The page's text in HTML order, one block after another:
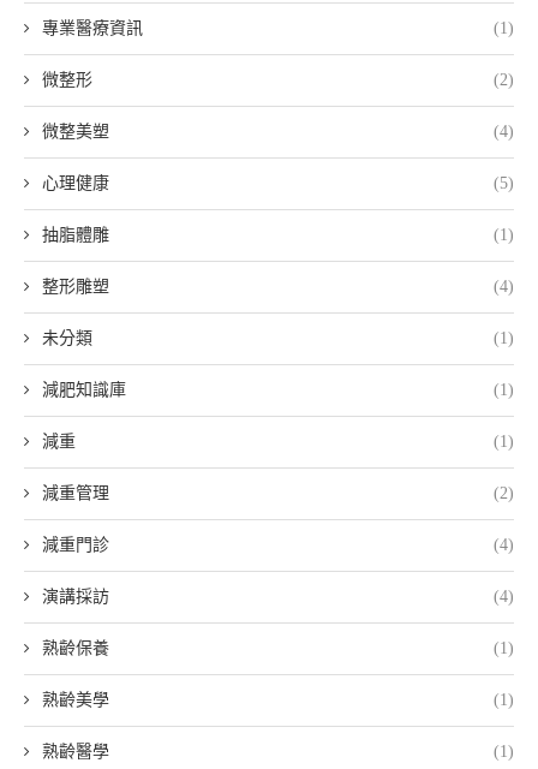
專業醫療資訊 (1)
微整形 (2)
微整美塑 (4)
心理健康 (5)
抽脂體雕 (1)
整形雕塑 (4)
未分類 (1)
減肥知識庫 (1)
減重 (1)
減重管理 (2)
減重門診 (4)
演講採訪 (4)
熟齡保養 (1)
熟齡美學 (1)
熟齡醫學 (1)